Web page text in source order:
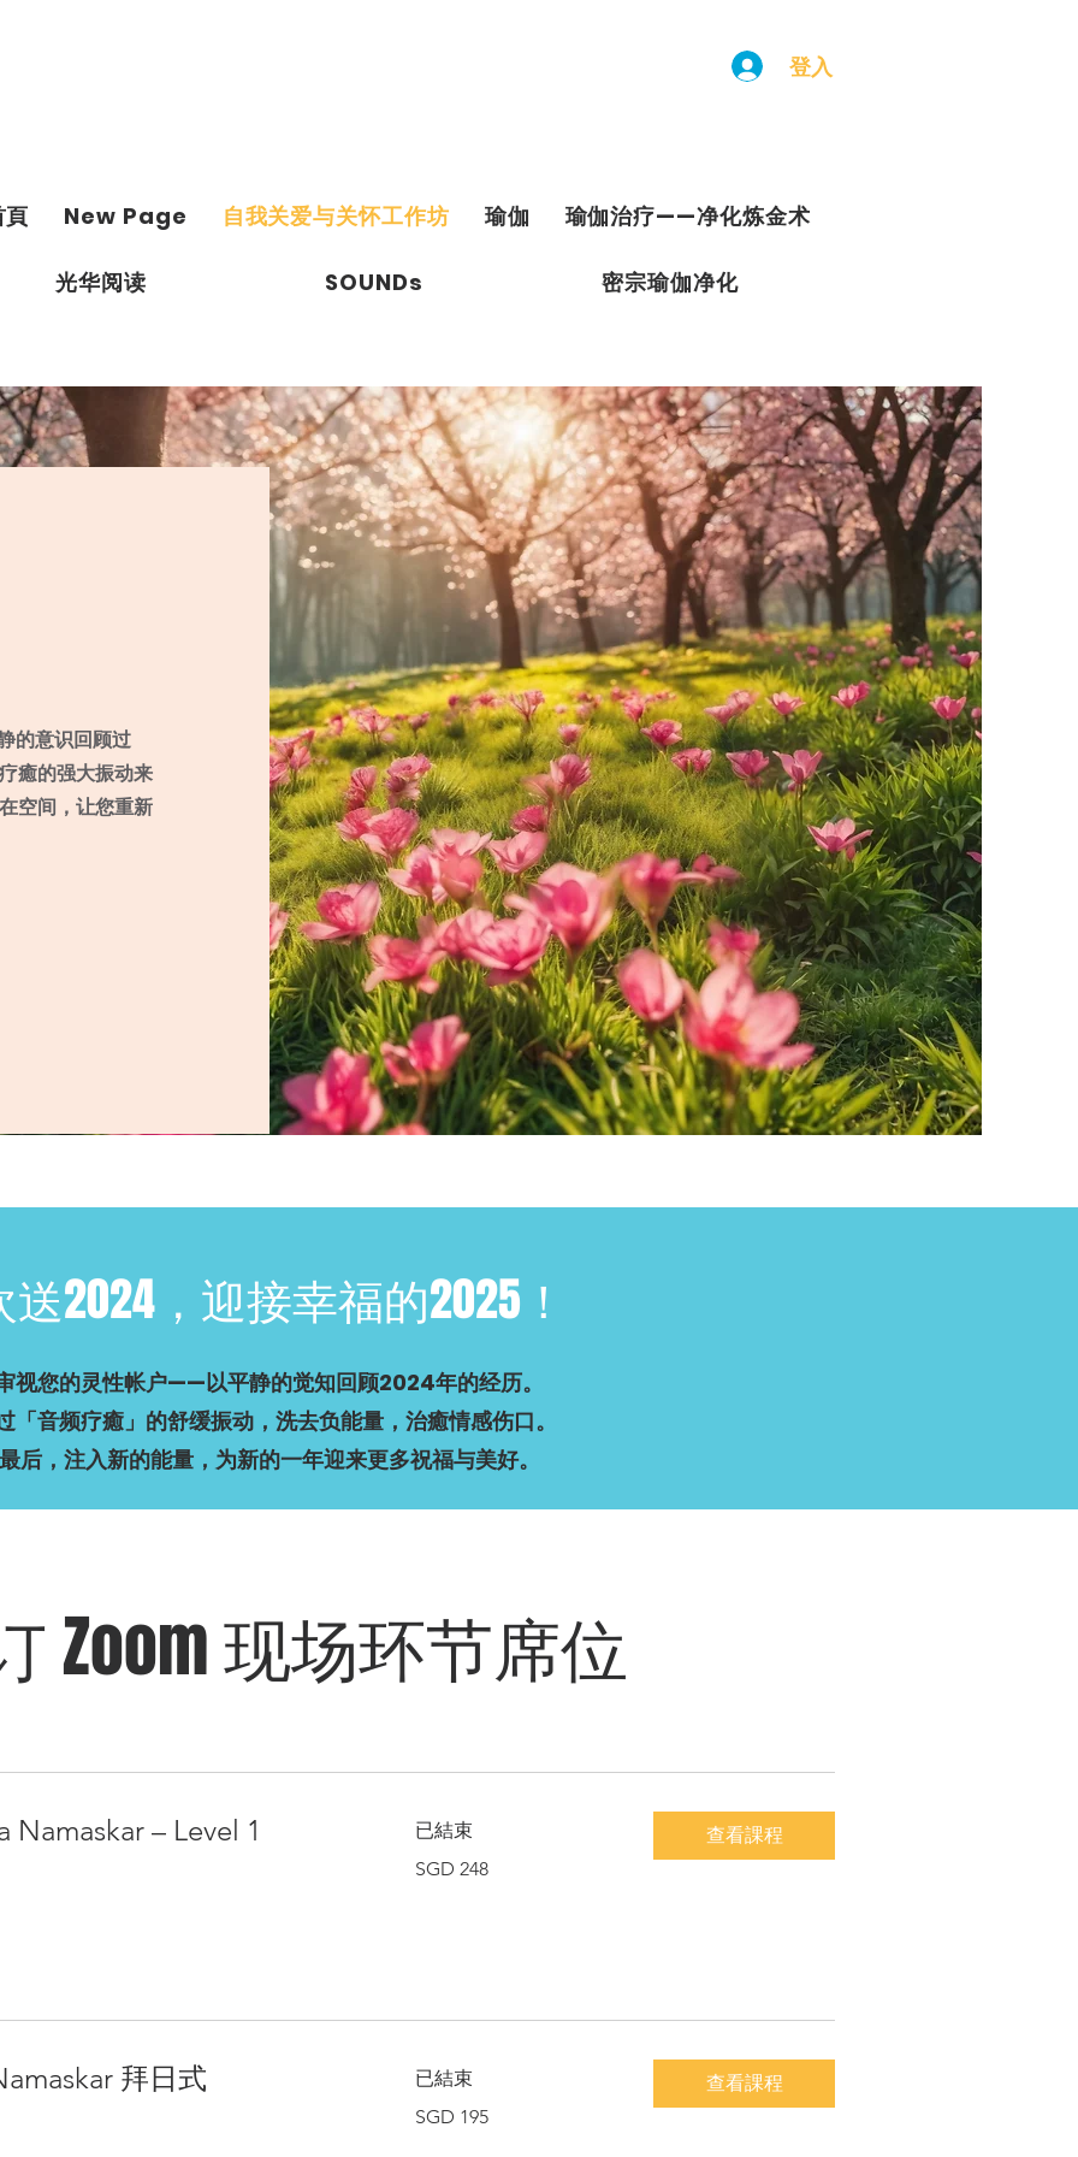
登入
頁 New Page 自我关爱与关怀工作坊 瑜伽 瑜伽治疗——净化炼金术
光华阅读 SOUNDs 密宗瑜伽净化
的意识回顾过
癒的强大振动来
空间，让您重新
送2024，迎接幸福的2025！
视您的灵性帐户——以平静的觉知回顾2024年的经历。
「音频疗癒」的舒缓振动，洗去负能量，治癒情感伤口。
后，注入新的能量，为新的一年迎来更多祝福与美好。
Zoom 现场环节席位
Namaskar – Level 1 已結束
新
SGD 248
查看課程
拜日式 已結束
新
SGD 195
查看課程